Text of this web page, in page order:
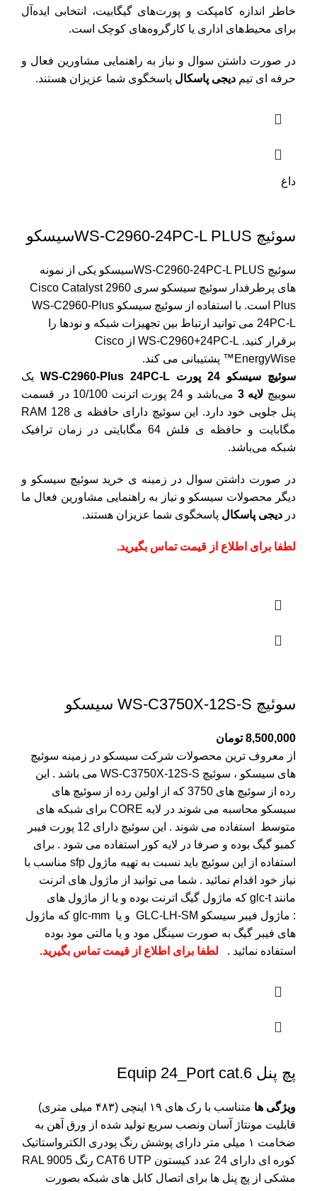
خاطر اندازه کامپکت و پورت‌های گیگابیت، انتخابی ایده‌آل
برای محیط‌های اداری یا کارگروه‌های کوچک است.
در صورت داشتن سوال و نیاز به راهنمایی مشاورین فعال و
حرفه ای تیم دیجی پاسکال پاسخگوی شما عزیزان هستند.
داغ
سوئیچ WS-C2960-24PC-L PLUSسیسکو
سوئیچ WS-C2960-24PC-L PLUSسیسکو یکی از نمونه
های پرطرفدار سوئیچ سیسکو سری Cisco Catalyst 2960
Plus است. با استفاده از سوئیچ سیسکو WS-C2960-Plus
24PC-L می توانید ارتباط بین تجهیزات شبکه و نودها را
برقرار کنید. WS-C2960+24PC-L از Cisco
EnergyWise™ پشتیبانی می کند.
سوئیچ سیسکو 24 پورت WS-C2960-Plus 24PC-L
یک
سوییچ لایه 3
می‌باشد و 24 پورت اترنت 10/100 در قسمت
پنل جلویی خود دارد. این سوئیچ دارای حافظه ی RAM 128
مگابایت و حافظه ی فلش 64 مگابایتی در زمان ترافیک
شبکه می‌باشد.
در صورت داشتن سوال در زمینه ی خرید سوئیچ سیسکو و
دیگر محصولات سیسکو و نیاز به راهنمایی مشاورین فعال ما
در دیجی پاسکال پاسخگوی شما عزیزان هستند.
لطفا برای اطلاع از قیمت تماس بگیرید.
سوئيچ WS-C3750X-12S-S سیسکو
8,500,000 تومان
از معروف ترین محصولات شرکت سیسکو در زمینه سوئیچ
های سیسکو ، سوئيچ WS-C3750X-12S-S می باشد . این
رده از سوئیچ های 3750 که از اولین رده از سوئیچ های
سیسکو محاسبه می شوند در لایه CORE برای شبکه های
متوسط استفاده می شوند . این سوئیچ دارای 12 پورت فیبر
کمبو گیگ بوده و صرفا در لایه کور استفاده می شود . برای
استفاده از این سوئیچ باید نسبت به تهیه ماژول sfp مناسب با
نیاز خود اقدام نمائید . شما می توانید از ماژول های اترنت
مانند glc-t که ماژول گیگ اترنت بوده و یا از ماژول های
: ماژول فیبر سیسکو GLC-LH-SM و یا glc-mm که ماژول
های فیبر گیگ به صورت سینگل مود و یا مالتی مود بوده
استفاده نمائید . لطفا برای اطلاع از قیمت تماس بگیرید.
پچ پنل Equip 24_Port cat.6
ویژگی ها
متناسب با رک های ۱۹ اینچی (۴۸۳ میلی متری)
قابلیت مونتاژ آسان ونصب سریع تولید شده از ورق آهن به
ضخامت ۱ میلی متر دارای پوشش رنگ پودری الکترواستاتیک
کوره ای دارای 24 عدد کیستون CAT6 UTP رنگ RAL 9005
مشکی از پچ پنل ها برای اتصال کابل های شبکه بصورت